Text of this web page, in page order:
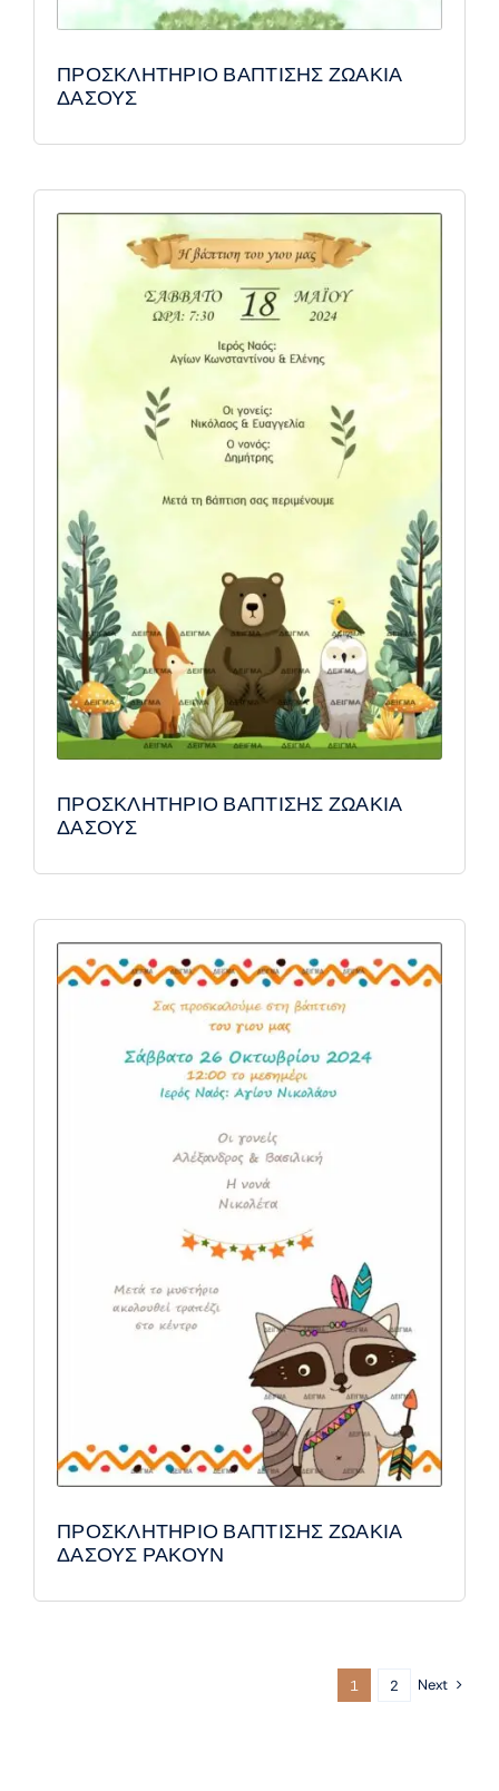
ΠΡΟΣΚΛΗΤΗΡΙΟ ΒΑΠΤΙΣΗΣ ΖΩΑΚΙΑ
ΔΑΣΟΥΣ
ΠΡΟΣΚΛΗΤΗΡΙΟ ΒΑΠΤΙΣΗΣ ΖΩΑΚΙΑ
ΔΑΣΟΥΣ
ΠΡΟΣΚΛΗΤΗΡΙΟ ΒΑΠΤΙΣΗΣ ΖΩΑΚΙΑ
ΔΑΣΟΥΣ ΡΑΚΟΥΝ
1 2 Next